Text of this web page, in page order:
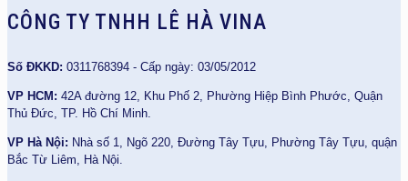
CÔNG TY TNHH LÊ HÀ VINA
Số ĐKKD: 0311768394 - Cấp ngày: 03/05/2012
VP HCM: 42A đường 12, Khu Phố 2, Phường Hiệp Bình Phước, Quận
Thủ Đức, TP. Hồ Chí Minh.
VP Hà Nội: Nhà số 1, Ngõ 220, Đường Tây Tựu, Phường Tây Tựu, quận
Bắc Từ Liêm, Hà Nội.